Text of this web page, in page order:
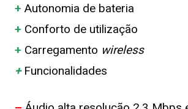
+ Autonomia de bateria
+ Conforto de utilização
+ Carregamento wireless
+Funcionalidades